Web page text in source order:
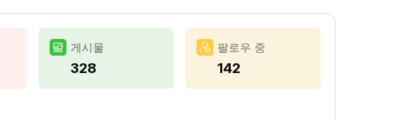
게시물
328
팔로우 중
142